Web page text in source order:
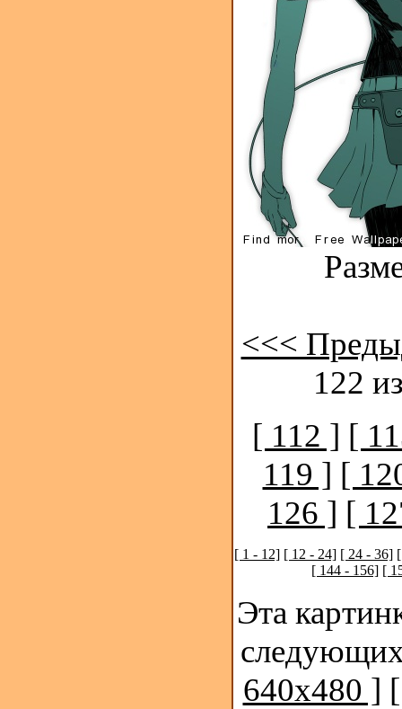
<<<
122
[ 112 ] [
119 ] [
126 ] [
[ 1 - 12] [ 12 - 24] [ 24 - 36]
[ 144 - 156] [
Эта
640x480 ]